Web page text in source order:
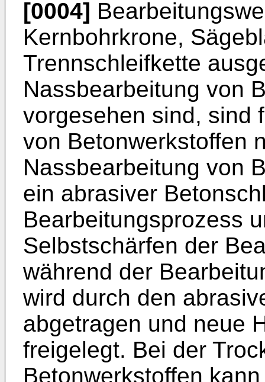
[0004]
Kernbohrkrone,
Trennschleifkette
Nassbearbeitung von
vorgesehen sind, sind
von Betonwerkstoffen
Nassbearbeitung von
ein abrasiver
Bearbeitungsprozess
Selbstschärfen der
während der
wird durch den
abgetragen und neue
freigelegt. Bei der
Betonwerkstoffen